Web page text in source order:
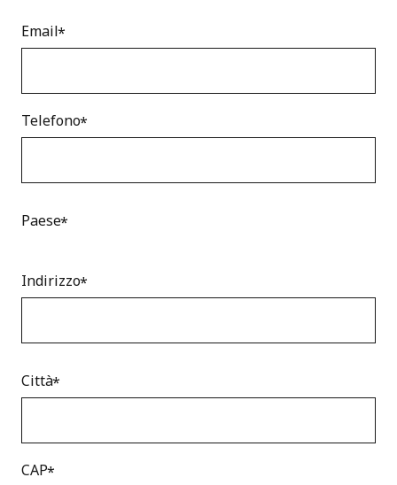
Email
Telefono
Paese
Indirizzo
Città
CAP